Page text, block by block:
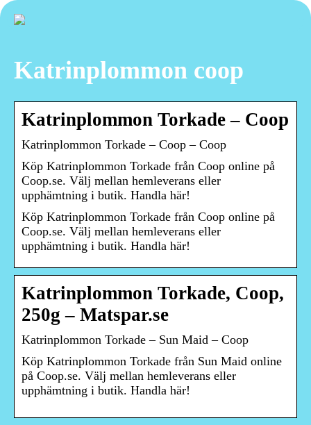
Katrinplommon coop
Katrinplommon Torkade – Coop
Katrinplommon Torkade – Coop – Coop
Köp Katrinplommon Torkade från Coop online på
Coop.se. Välj mellan hemleverans eller
upphämtning i butik. Handla här!
Köp Katrinplommon Torkade från Coop online på
Coop.se. Välj mellan hemleverans eller
upphämtning i butik. Handla här!
Katrinplommon Torkade, Coop,
250g – Matspar.se
Katrinplommon Torkade – Sun Maid – Coop
Köp Katrinplommon Torkade från Sun Maid online
på Coop.se. Välj mellan hemleverans eller
upphämtning i butik. Handla här!